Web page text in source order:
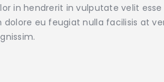
in hendrerit in vulputate velit esse
eu feugiat nulla facilisis at